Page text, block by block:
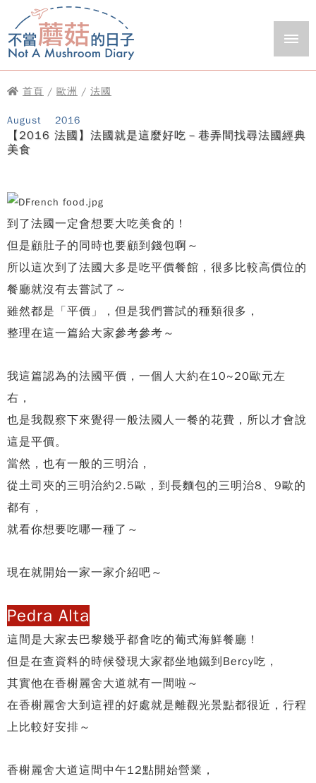
首頁 / 歐洲 / 法國
August 2016
【2016 法國】法國就是這麼好吃－巷弄間找尋法國經典
美食
到了法國一定會想要大吃美食的！
但是顧肚子的同時也要顧到錢包啊～
所以這次到了法國大多是吃平價餐館， 很多比較高價位的
餐廳就沒有去嘗試了～
雖然都是「平價」，但是我們嘗試的種類很多，
整理在這一篇給大家參考參考～
我這篇認為的法國平價，一個人大約在10~20歐元左
右，
也是我觀察下來覺得一般法國人一餐的花費，所以才會說
這是平價。
當然，也有一般的三明治，
從土司夾的三明治約2.5歐，到長麵包的三明治8、9歐的
都有，
就看你想要吃哪一種了～
現在就開始一家一家介紹吧～
Pedra Alta
這間是大家去巴黎幾乎都會吃的葡式海鮮餐廳！
但是在查資料的時候發現大家都坐地鐵到Bercy吃，
其實他在香榭麗舍大道就有一間啦～
在香榭麗舍大到這裡的好處就是離觀光景點都很近，行程
上比較好安排～
香榭麗舍大道這間中午12點開始營業，